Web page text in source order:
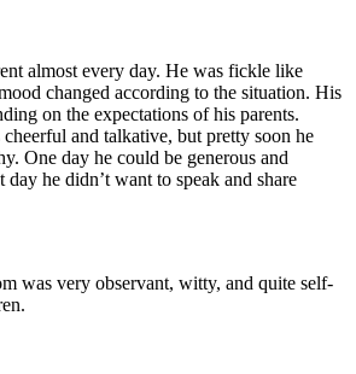
almost every day. He was fickle like
changed according to the situation. His
on the expectations of his parents.
and talkative, but pretty soon he
One day he could be generous and
day he didn’t want to speak and share
was very observant, witty, and quite self-